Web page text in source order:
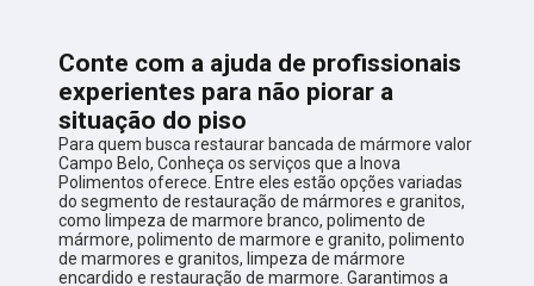
Conte com a ajuda de profissionais
experientes para não piorar a
situação do piso
Para quem busca restaurar bancada de mármore valor
Campo Belo, Conheça os serviços que a Inova
Polimentos oferece. Entre eles estão opções variadas
do segmento de restauração de mármores e granitos,
como limpeza de marmore branco, polimento de
mármore, polimento de marmore e granito, polimento
de marmores e granitos, limpeza de mármore
encardido e restauração de marmore. Garantimos a